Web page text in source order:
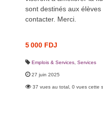
sont destinés aux
contacter. Merci.
5 000 FDJ
Emplois & Services Services
27 juin 2025
37 vues au total, 0 vues cette